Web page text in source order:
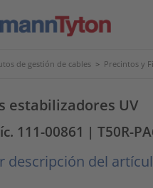
de gestión de cables > Precintos y
estabilizadores UV
111-00861 | T50R-
descripción del